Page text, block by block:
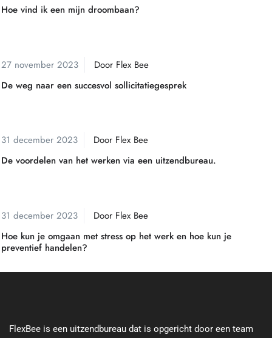
Hoe vind ik een mijn droombaan?
27 november 2023 Door Flex Bee
De weg naar een succesvol sollicitatiegesprek
31 december 2023 Door Flex Bee
De voordelen van het werken via een uitzendbureau.
31 december 2023 Door Flex Bee
Hoe kun je omgaan met stress op het werk en hoe kun je
preventief handelen?
FlexBee is een uitzendbureau dat is opgericht door een team